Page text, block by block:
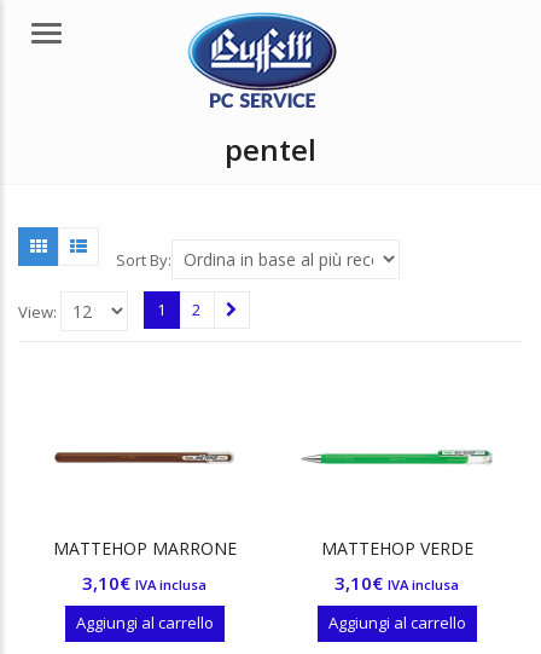
Menu
pentel
Sort By:
View: 1 2
MATTEHOP MARRONE
3,10€ IVA inclusa
Aggiungi al carrello
MATTEHOP VERDE
3,10€ IVA inclusa
Aggiungi al carrello